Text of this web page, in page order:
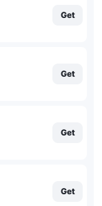
Get
Get
Get
Get